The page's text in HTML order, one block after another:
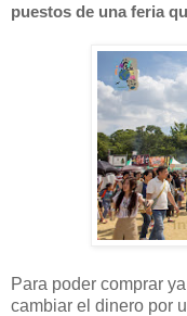
puestos de una feria
Para poder comprar
cambiar el dinero por